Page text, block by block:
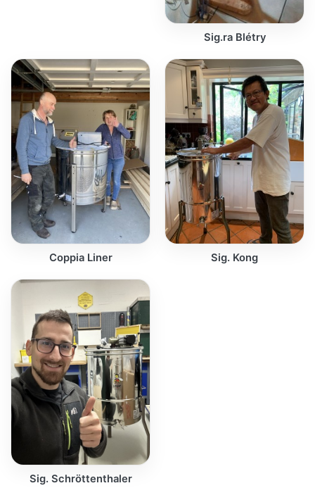
Sig.ra Blétry
Coppia Liner Sig. Kong
Sig. Schröttenthaler